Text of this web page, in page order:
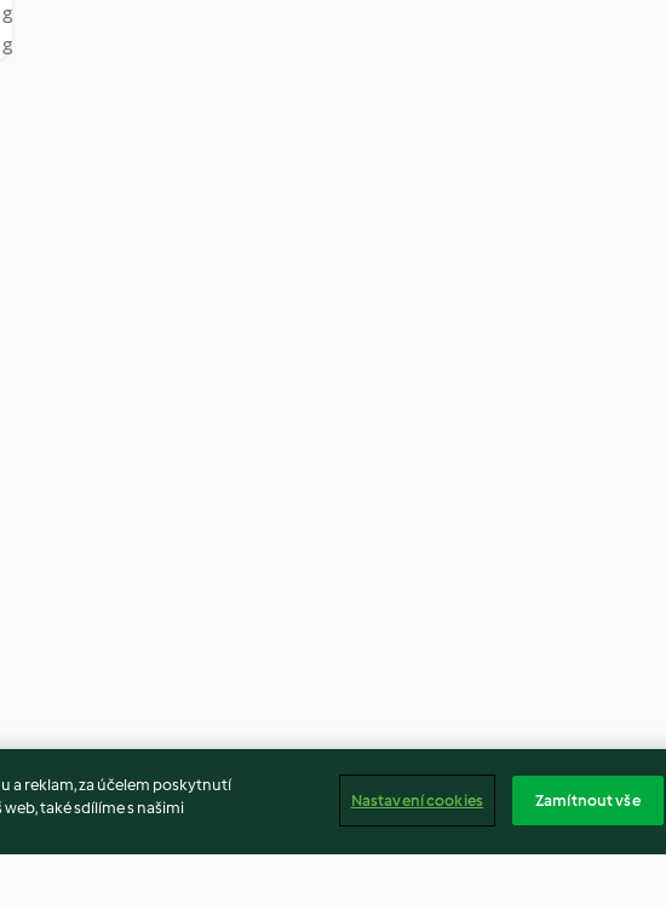
a reklam, za účelem poskytnutí
také sdílíme s našimi
Nastavení cookies Zamítnout vše